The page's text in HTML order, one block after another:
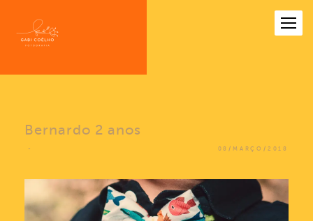
08/MARÇO/2018
Bernardo 2 anos